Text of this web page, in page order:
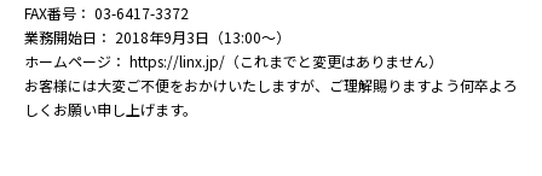
FAX番号： 03-6417-3372
業務開始日： 2018年9月3日（13:00～）
ホームページ： https://linx.jp/（これまでと変更はありません）
お客様には大変ご不便をおかけいたしますが、ご理解賜りますよう何卒よろ
しくお願い申し上げます。